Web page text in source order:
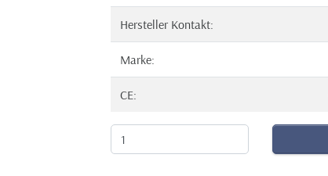
Hersteller Kontakt:
Marke:
CE: